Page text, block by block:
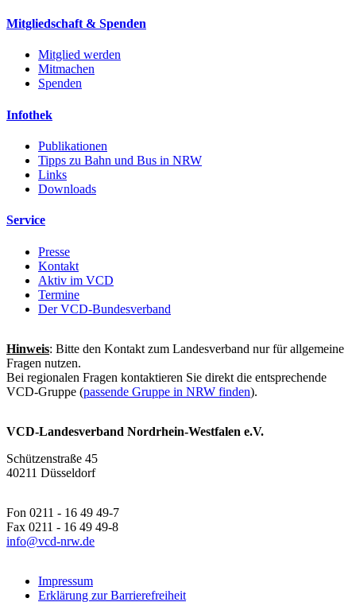
Mitgliedschaft & Spenden
Mitglied werden
Mitmachen
Spenden
Infothek
Publikationen
Tipps zu Bahn und Bus in NRW
Links
Downloads
Service
Presse
Kontakt
Aktiv im VCD
Termine
Der VCD-Bundesverband
Hinweis: Bitte den Kontakt zum Landesverband nur für allgemeine
Fragen nutzen.
Bei regionalen Fragen kontaktieren Sie direkt die entsprechende
VCD-Gruppe (passende Gruppe in NRW finden).
VCD-Landesverband Nordrhein-Westfalen e.V.
Schützenstraße 45
40211 Düsseldorf
Fon 0211 - 16 49 49-7
Fax 0211 - 16 49 49-8
info@vcd-nrw.de
Impressum
Erklärung zur Barrierefreiheit